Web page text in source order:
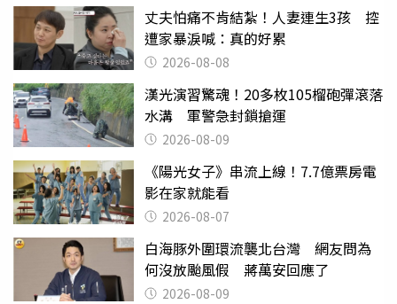
丈夫怕痛不肯結紮！人妻連生3孩 控
遭家暴淚喊：真的好累
2026-08-08
漢光演習驚魂！20多枚105榴砲彈滾落
水溝 軍警急封鎖搶運
2026-08-09
《陽光女子》串流上線！7.7億票房電
影在家就能看
2026-08-07
白海豚外圍環流襲北台灣 網友問為
何沒放颱風假 蔣萬安回應了
2026-08-09